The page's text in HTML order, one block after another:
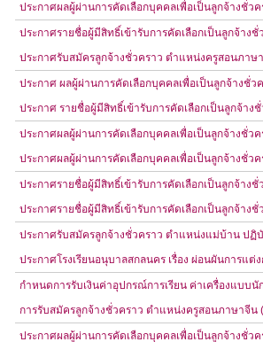
ประกาศผลผู้ผ่านการคัดเลือกบุคคลเพื่อเป็นลูกจ้างชั่ว
ประกาศรายชื่อผู้มีสิทธิ์เข้ารับการคัดเลือกเป็นลูกจ้าง
ประกาศรับสมัครลูกจ้างชั่วคราว ตำแหน่งครูสอนภาษ
ประกาศ ผลผู้ผ่านการคัดเลือกบุคคลเพื่อเป็นลูกจ้างชั่ว
ประกาศ รายชื่อผู้มีสิทธิ์เข้ารับการคัดเลือกเป็นลูกจ้าง
ประกาศผลผู้ผ่านการคัดเลือกบุคคลเพื่อเป็นลูกจ้างชั่
ประกาศผลผู้ผ่านการคัดเลือกบุคคลเพื่อเป็นลูกจ้างชั่ว
ประกาศรายชื่อผู้มีสิทธิ์เข้ารับการคัดเลือกเป็นลูกจ้าง
ประกาศรายชื่อผู้มีสิทธิ์เข้ารับการคัดเลือกเป็นลูกจ้าง
ประกาศรับสมัครลูกจ้างชั่วคราว ตำแหน่งแม่บ้าน ปฏิ
ประกาศโรงเรียนอนุบาลสกลนคร เรื่อง ผ่อนผันการแ
กำหนดการรับเงินค่าอุปกรณ์การเรียน ค่าเครื่องแบบ
การรับสมัครลูกจ้างชั่วคราว ตำแหน่งครูสอนภาษาจี
ประกาศผลผู้ผ่านการคัดเลือกบุคคลเพื่อเป็นลูกจ้างชั่ว